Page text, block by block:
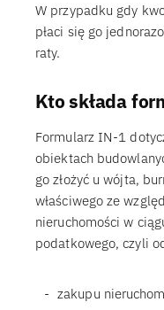
W przypadku gdy
płaci się go
raty.
Kto składa
Formularz IN-1
obiektach
go złożyć u wójta,
właściwego ze
nieruchomości w
podatkowego, czyli
zakupu